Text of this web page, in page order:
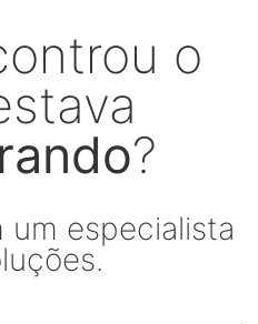
o
?
um especialista